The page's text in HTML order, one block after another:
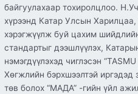
байгуулахаар тохиролцлоо.
хүрээнд Катар Улсын
хэрэгжүүлж буй цахим
стандартыг дээшлүүлэх,
нэмэгдүүлэхэд чиглэсэн
Хөгжлийн бэрхшээлтэй иргэдэд
төв болох “МАДА” -гийн үйл